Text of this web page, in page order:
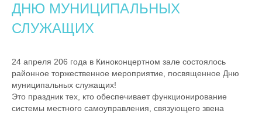
ДНЮ МУНИЦИПАЛЬНЫХ
СЛУЖАЩИХ
24 апреля 206 года в Киноконцертном зале состоялось
районное торжественное мероприятие, посвященное Дню
муниципальных служащих!
Это праздник тех, кто обеспечивает функционирование
системы местного самоуправления, связующего звена